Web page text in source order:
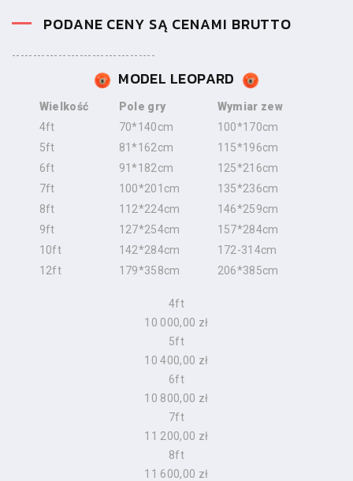
PODANE CENY SĄ CENAMI BRUTTO
----------------------------------
MODEL LEOPARD
Wielkość Pole gry
Wymiar zew
4ft
70*140cm
100*170cm
5ft
81*162cm
115*196cm
6ft
91*182cm
125*216cm
7ft
100*201cm
135*236cm
8ft
112*224cm
146*259cm
9ft
127*254cm
157*284cm
10ft
142*284cm
172-314cm
12ft
179*358cm 206*385cm
4ft
10 000,00 zł
5ft
10 400,00 zł
6ft
10 800,00 zł
7ft
11 200,00 zł
8ft
11 600,00 zł